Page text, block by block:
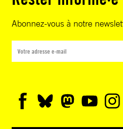
Abonnez-vous à notre